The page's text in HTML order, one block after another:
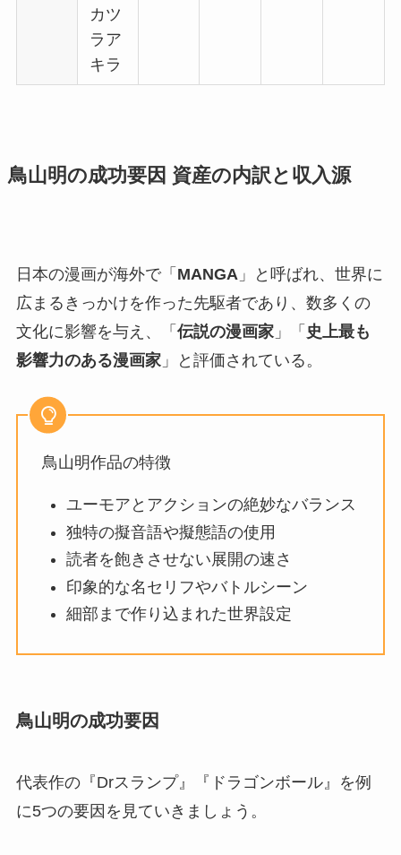
カツ
ラア
キラ
鳥山明の成功要因 資産の内訳と収入源
日本の漫画が海外で「 MANGA 」と呼ばれ、世界に
広まるきっかけを作った先駆者であり、数多くの
文化に影響を与え、「 伝説の漫画家」「 史上最も
影響力のある漫画家」と評価されている。
鳥山明作品の特徴
ユーモアとアクションの絶妙なバランス
独特の擬音語や擬態語の使用
読者を飽きさせない展開の速さ
印象的な名セリフやバトルシーン
細部まで作り込まれた世界設定
鳥山明の成功要因
代表作の『Drスランプ』『ドラゴンボール』を例
に5つの要因を見ていきましょう。